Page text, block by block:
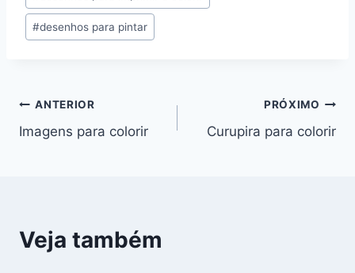
#desenhos para pintar
Navegação
de
ANTERIOR
Imagens para colorir
PRÓXIMO
Curupira para colorir
Veja também